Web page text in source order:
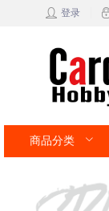
登录
商品分类